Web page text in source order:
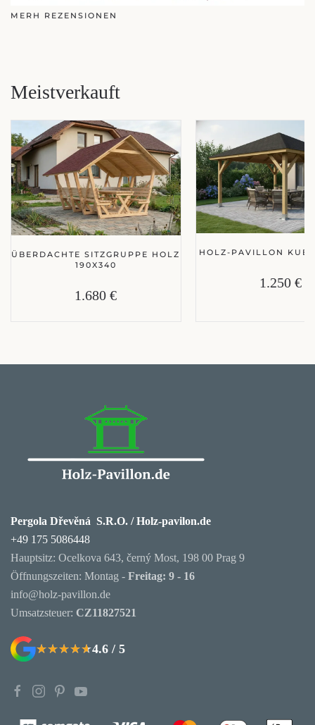
MERH REZENSIONEN
Meistverkauft
ÜBERDACHTE SITZGRUPPE HOLZ
190X340
1.680 €
HOLZ-PAVILLON
1.250 €
Pergola Dřevěná S.R.O. / Holz-pavilon.de
+49 175 5086448
Hauptsitz: Ocelkova 643, černý Most, 198 00 Prag 9
Öffnungszeiten: Montag - Freitag: 9 - 16
info@holz-pavillon.de
Umsatzsteuer: CZ11827521
★★★★★
★★★★★4.6 / 5